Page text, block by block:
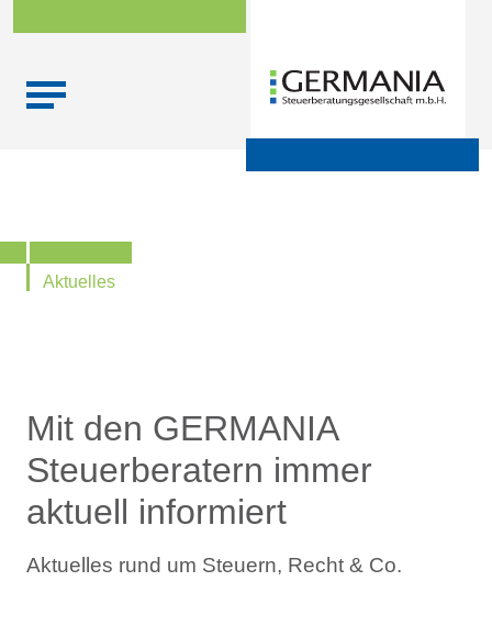
Skip
Wirtschaftsprüfung und Finanzen
Aktuelles
Mit den GERMANIA
Steuerberatern immer
aktuell informiert
Aktuelles rund um Steuern, Recht & Co.